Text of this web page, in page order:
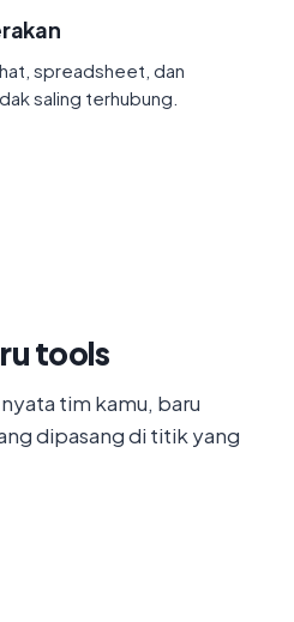
spreadsheet, dan
saling terhubung.
tools
tim kamu, baru
dipasang di titik yang